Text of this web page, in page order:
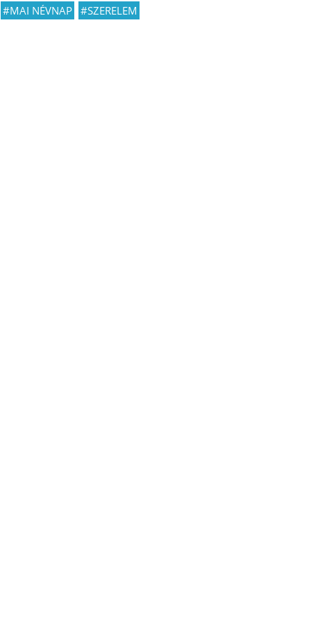
#MAI NÉVNAP #SZERELEM